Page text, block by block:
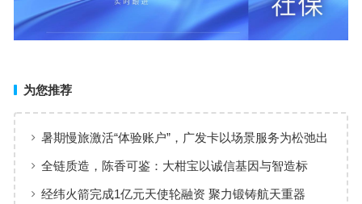
为您推荐
暑期慢旅激活“体验账户”，广发卡以场景服务为松弛出
行添彩
全链质造，陈香可鉴：大柑宝以诚信基因与智造标
准，定义新会陈皮高质量发展
经纬火箭完成1亿元天使轮融资 聚力锻铸航天重器